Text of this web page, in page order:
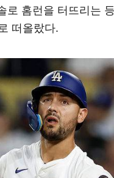
로 홈런을 터뜨리는
떠올랐다.